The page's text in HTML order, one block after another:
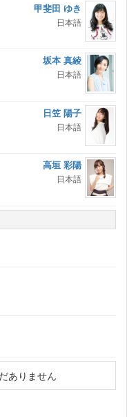
甲斐田 ゆき
日本語
坂本 真綾
日本語
日笠 陽子
日本語
高垣 彩陽
日本語
ありません